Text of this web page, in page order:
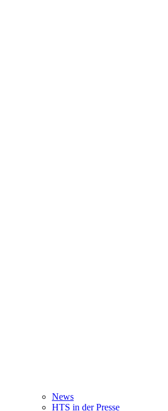
News
HTS in der Presse